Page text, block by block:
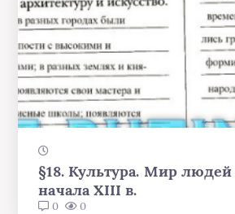
§18. Культура. Мир
начала XIII в.
0 0